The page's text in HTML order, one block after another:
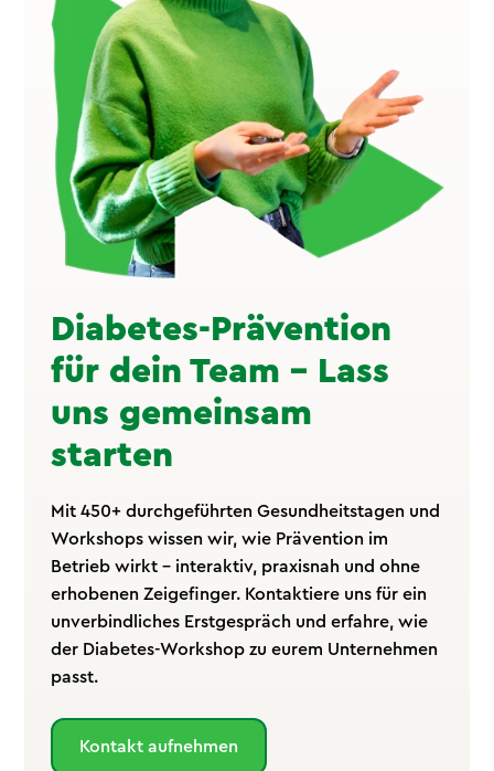
Diabetes-Prävention
für dein Team – Lass
uns gemeinsam
starten
Mit 450+ durchgeführten Gesundheitstagen und
Workshops wissen wir, wie Prävention im
Betrieb wirkt – interaktiv, praxisnah und ohne
erhobenen Zeigefinger. Kontaktiere uns für ein
unverbindliches Erstgespräch und erfahre, wie
der Diabetes-Workshop zu eurem Unternehmen
passt.
Kontakt aufnehmen